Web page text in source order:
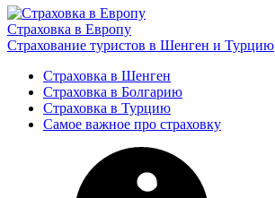
Страховка в Европу
Страхование туристов в Шенген и Турцию
Страховка в Шенген
Страховка в Болгарию
Страховка в Турцию
Самое важное про страховку